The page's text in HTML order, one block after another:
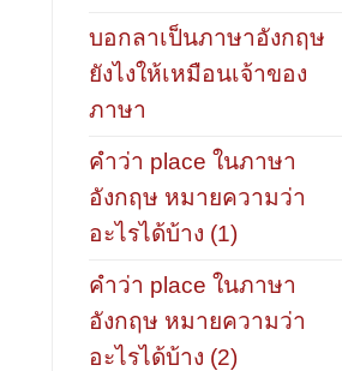
บอกลาเป็นภาษาอังกฤษ
ยังไงให้เหมือนเจ้าของ
ภาษา
คำว่า place ในภาษา
อังกฤษ หมายความว่า
อะไรได้บ้าง (1)
คำว่า place ในภาษา
อังกฤษ หมายความว่า
อะไรได้บ้าง (2)